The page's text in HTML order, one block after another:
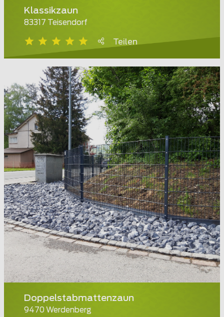
Klassikzaun
83317 Teisendorf
Teilen
Doppelstabmattenzaun
9470 Werdenberg